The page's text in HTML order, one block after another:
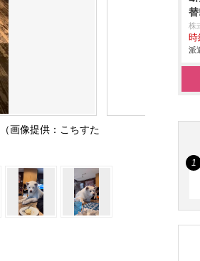
画像提供：こちすた
株
時
派